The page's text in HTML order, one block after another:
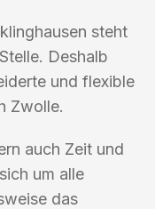
steht
Deshalb
und flexible
Zwolle.
auch Zeit und
um alle
das